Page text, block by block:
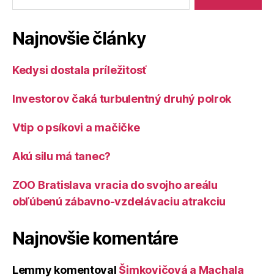
Najnovšie články
Kedysi dostala príležitosť
Investorov čaká turbulentný druhý polrok
Vtip o psíkovi a mačičke
Akú silu má tanec?
ZOO Bratislava vracia do svojho areálu
obľúbenú zábavno-vzdelávaciu atrakciu
Najnovšie komentáre
Lemmy komentoval Šimkovičová a Machala